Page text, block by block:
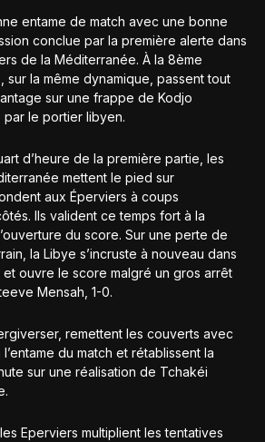
entame de match avec une bonne
conclue par la première alerte dans
de la Méditerranée. À la 8ème
sur la même dynamique, passent tout
sur une frappe de Kodjo
le portier libyen.
d’heure de la première partie, les
mettent le pied sur
aux Éperviers à coups
Ils valident ce temps fort à la
du score. Sur une perte de
la Libye s’incruste à nouveau dans
ouvre le score malgré un gros arrêt
Mensah, 1-0.
remettent les couverts avec
du match et rétablissent la
sur une réalisation de Tchakéi
Eperviers multiplient les tentatives